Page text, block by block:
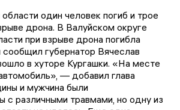
один человек погиб и трое
дрона. В Валуйском округе
при взрыве дрона погибла
губернатор Вячеслав
в хуторе Кургашки. «На месте
— добавил глава
и мужчина были
с различными травмами, но одну из